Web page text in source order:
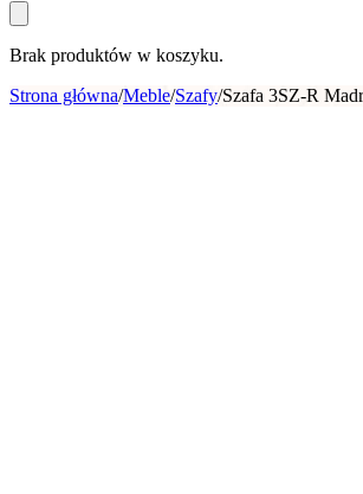
Brak produktów w koszyku.
Strona główna/Meble/Szafy/Szafa 3SZ-R